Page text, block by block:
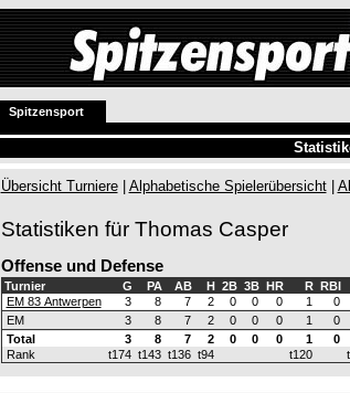
Spitzensport
Übersicht Turniere| Alphabetische Spielerübersicht|
Statistiken für Thomas Casper
Offense und Defense
Turnier G PA AB H 2B 3B HR R RBI
EM 83 Antwerpen
3 8 7 2 0 0 0 1 0
EM
3 8 7 2 0 0 0 1 0
Total
3 8 7 2 0 0 0 1 0
Rank
t174 t143 t136 t94 t120